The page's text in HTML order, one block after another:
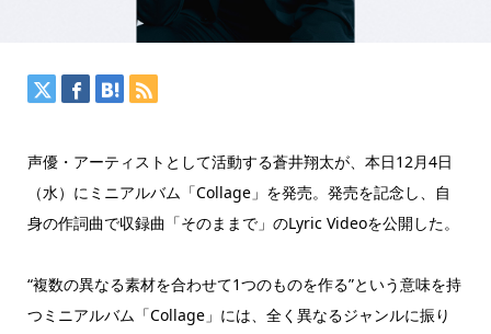
声優・アーティストとして活動する蒼井翔太が、本日12月4日
（水）にミニアルバム「Collage」を発売。発売を記念し、自
身の作詞曲で収録曲「そのままで」のLyric Videoを公開した。
“複数の異なる素材を合わせて1つのものを作る”という意味を持
つミニアルバム「Collage」には、全く異なるジャンルに振り